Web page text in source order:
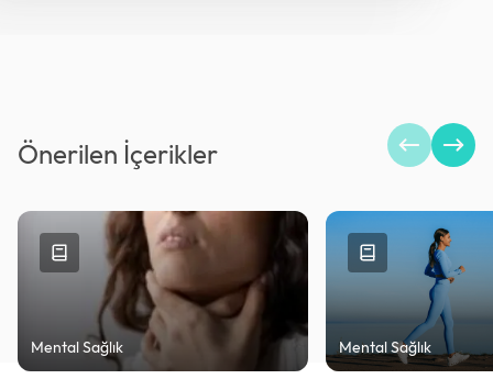
Önerilen İçerikler
Mental Sağlık Mental Sağlık